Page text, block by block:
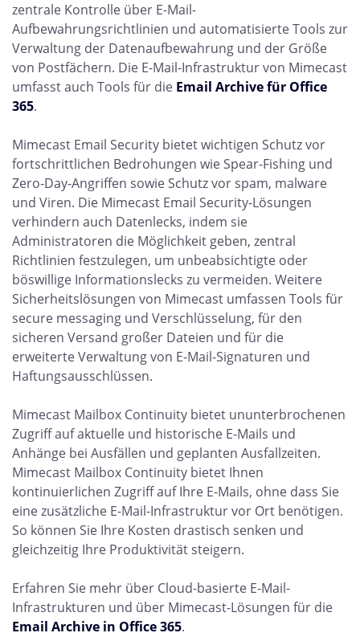
zentrale Kontrolle über E-Mail-
Aufbewahrungsrichtlinien und automatisierte Tools zur
Verwaltung der Datenaufbewahrung und der Größe
von Postfächern. Die E-Mail-Infrastruktur von Mimecast
umfasst auch Tools für die Email Archive für Office
365.
Mimecast Email Security bietet wichtigen Schutz vor
fortschrittlichen Bedrohungen wie Spear-Fishing und
Zero-Day-Angriffen sowie Schutz vor spam, malware
und Viren. Die Mimecast Email Security-Lösungen
verhindern auch Datenlecks, indem sie
Administratoren die Möglichkeit geben, zentral
Richtlinien festzulegen, um unbeabsichtigte oder
böswillige Informationslecks zu vermeiden. Weitere
Sicherheitslösungen von Mimecast umfassen Tools für
secure messaging und Verschlüsselung, für den
sicheren Versand großer Dateien und für die
erweiterte Verwaltung von E-Mail-Signaturen und
Haftungsausschlüssen.
Mimecast Mailbox Continuity bietet ununterbrochenen
Zugriff auf aktuelle und historische E-Mails und
Anhänge bei Ausfällen und geplanten Ausfallzeiten.
Mimecast Mailbox Continuity bietet Ihnen
kontinuierlichen Zugriff auf Ihre E-Mails, ohne dass Sie
eine zusätzliche E-Mail-Infrastruktur vor Ort benötigen.
So können Sie Ihre Kosten drastisch senken und
gleichzeitig Ihre Produktivität steigern.
Erfahren Sie mehr über Cloud-basierte E-Mail-
Infrastrukturen und über Mimecast-Lösungen für die
Email Archive in Office 365.